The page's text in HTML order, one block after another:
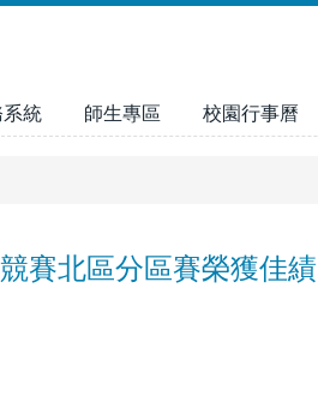
統 師生專區 校園行事曆
賽北區分區賽榮獲佳績